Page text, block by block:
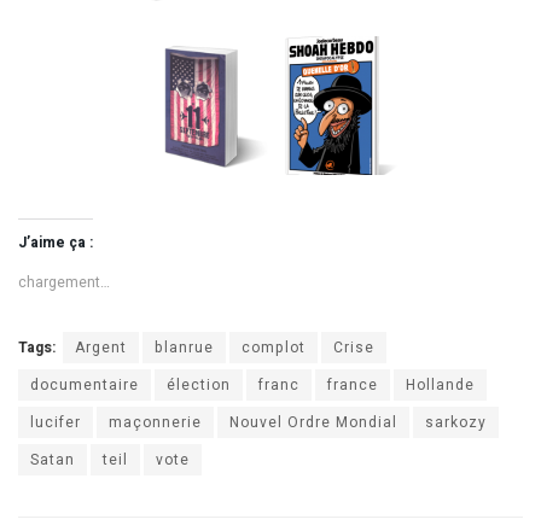
J’aime ça :
chargement…
Tags: Argent blanrue complot
Crise
documentaire
élection franc france
Hollande
lucifer
maçonnerie Nouvel Ordre Mondial
sarkozy
Satan
teil vote